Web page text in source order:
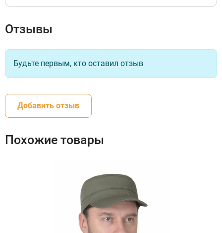
Отзывы
Будьте первым, кто оставил отзыв
Добавить отзыв
Похожие товары